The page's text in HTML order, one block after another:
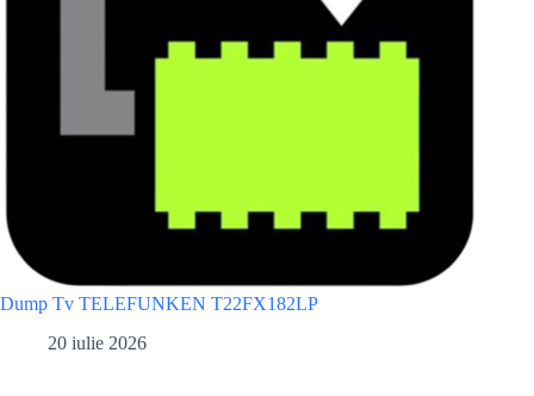
Dump Tv TELEFUNKEN T22FX182LP
20 iulie 2026